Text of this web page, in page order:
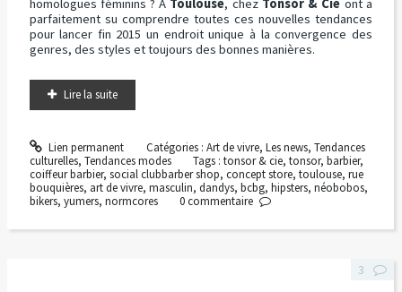
homologues féminins ? À Toulouse, chez Tonsor & Cie ont a
parfaitement su comprendre toutes ces nouvelles tendances
pour lancer fin 2015 un endroit unique à la convergence des
genres, des styles et toujours des bonnes manières.
Lire la suite
Lien permanent Catégories : Art de vivre, Les news, Tendances
culturelles, Tendances modes Tags :tonsor & cie,tonsor,barbier,
coiffeur barbier, social clubbarber shop, concept store, toulouse, rue
bouquières, art de vivre, masculin, dandys, bcbg, hipsters, néobobos,
bikers, yumers, normcores 0commentaire
3